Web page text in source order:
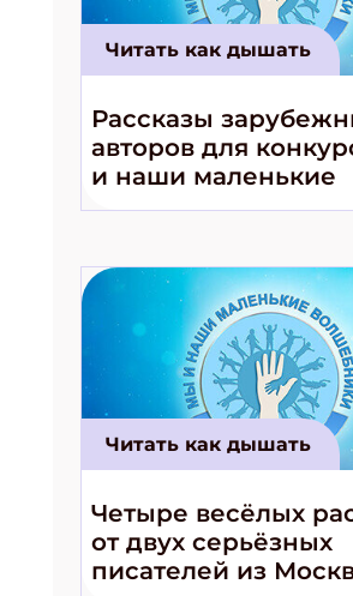
Читать как дышать
Рассказы
авторов для
и наши маленькие
волшебники!»
Читать как дышать
Четыре весёлых
от двух серьёзных
писателей из